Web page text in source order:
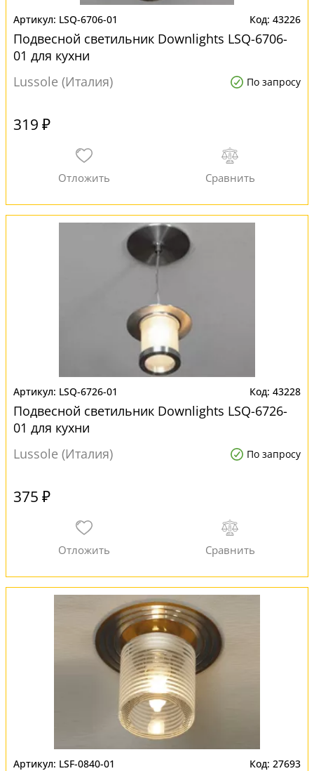
LSQ-6706-01 43226
Подвесной светильник Downlights LSQ-6706-
01 для кухни
Lussole (Италия)
По запросу
319 ₽
LSQ-6726-01 43228
Подвесной светильник Downlights LSQ-6726-
01 для кухни
Lussole (Италия)
По запросу
375 ₽
LSF-0840-01 27693